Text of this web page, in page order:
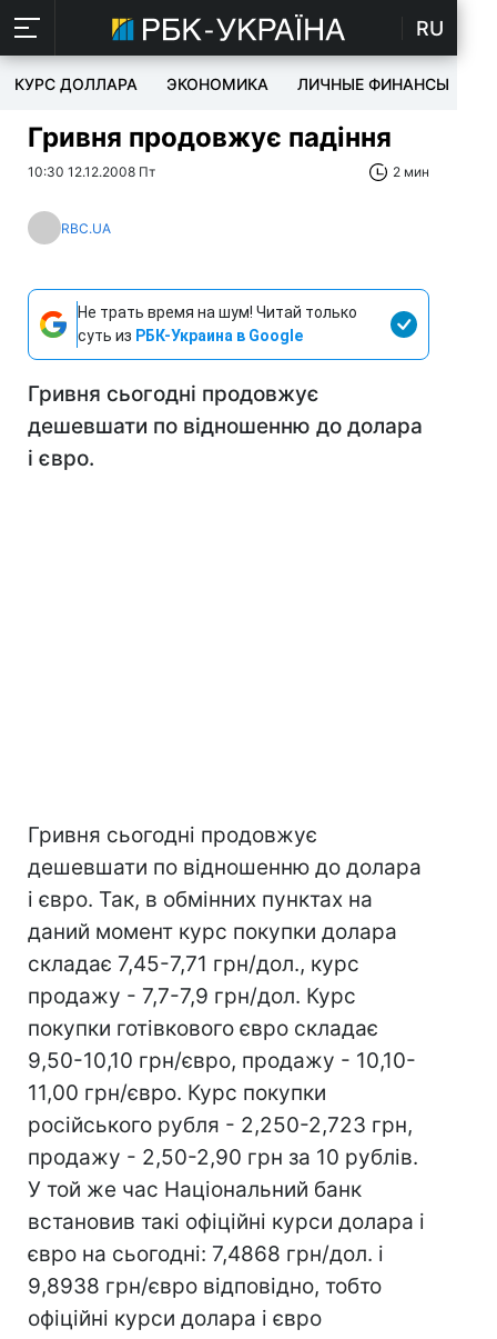
RU
КУРС ДОЛЛАРА ЭКОНОМИКА ЛИЧНЫЕ ФИНАНСЫ
Гривня продовжує падіння
10:30 12.12.2008 Пт 2 мин
RBC.UA
Не трать время на шум! Читай только
суть из РБК-Украина в Google
Гривня сьогодні продовжує
дешевшати по відношенню до долара
і євро.
Гривня сьогодні продовжує
дешевшати по відношенню до долара
і євро. Так, в обмінних пунктах на
даний момент курс покупки долара
складає 7,45-7,71 грн/дол., курс
продажу - 7,7-7,9 грн/дол. Курс
покупки готівкового євро складає
9,50-10,10 грн/євро, продажу - 10,10-
11,00 грн/євро. Курс покупки
російського рубля - 2,250-2,723 грн,
продажу - 2,50-2,90 грн за 10 рублів.
У той же час Національний банк
встановив такі офіційні курси долара і
євро на сьогодні: 7,4868 грн/дол. і
9,8938 грн/євро відповідно, тобто
офіційні курси долара і євро